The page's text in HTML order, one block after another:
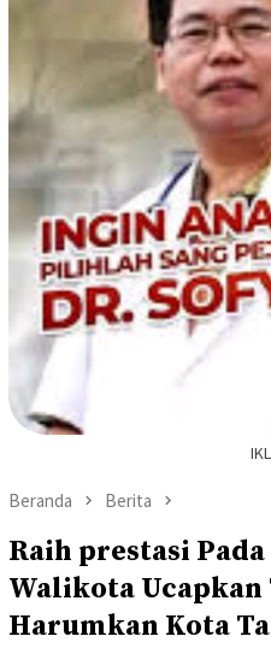
Beranda Berita
Raih prestasi
Walikota
Harumkan Kota